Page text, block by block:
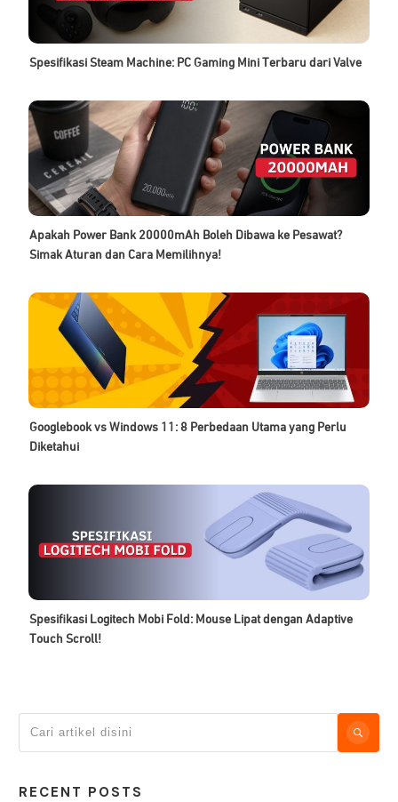
Spesifikasi Steam Machine: PC Gaming Mini Terbaru dari Valve
Apakah Power Bank 20000mAh Boleh Dibawa ke Pesawat?
Simak Aturan dan Cara Memilihnya!
Googlebook vs Windows 11: 8 Perbedaan Utama yang Perlu
Diketahui
Spesifikasi Logitech Mobi Fold: Mouse Lipat dengan Adaptive
Touch Scroll!
RECENT POSTS